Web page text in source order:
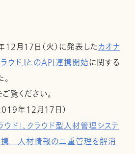
12月17日（火）に発表したカオナ
ウド』とのAPI連携開始に関する
覧ください。
年12月17日）
ド」、クラウド型人材管理システ
携 人材情報の二重管理を解消